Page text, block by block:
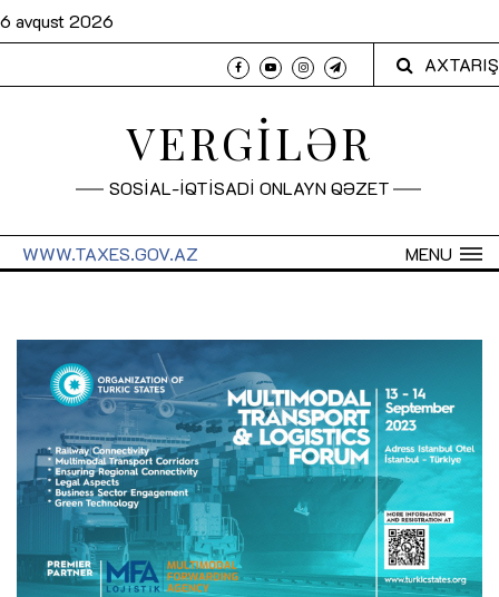
6 avqust 2026
AXTARIŞ
VERGİLƏR
SOSİAL-İQTİSADİ ONLAYN QƏZET
MENU
WWW.TAXES.GOV.AZ